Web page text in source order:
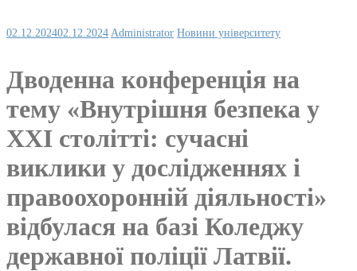
02.12.202402.12.2024 Administrator Новини університету
Дводенна конференція на
тему «Внутрішня безпека у
ХХІ столітті: сучасні
виклики у дослідженнях і
правоохоронній діяльності»
відбулася на базі Коледжу
державної поліції Латвії.